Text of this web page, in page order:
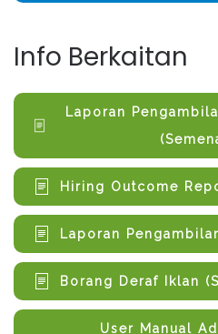
Info Berkaitan
Laporan
Hiring Outcome
Laporan
Borang Deraf Iklan
User Manual